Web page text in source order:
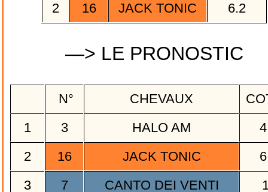
2
16 JACK TONIC 6.2
—> LE PRONOSTIC
N° CHEVAUX
1
3 HALO AM
2
16 JACK TONIC
3
7 CANTO DEI VENTI